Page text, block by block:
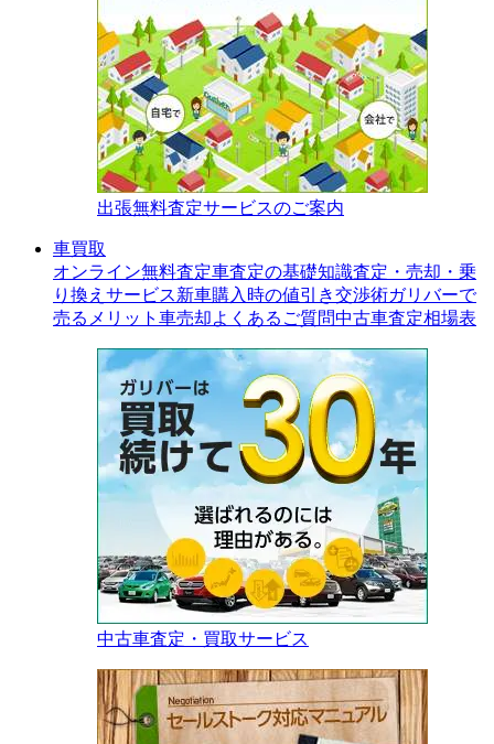
出張無料査定サービスのご案内
車買取
オンライン無料査定車査定の基礎知識査定・売却・乗
り換えサービス新車購入時の値引き交渉術ガリバーで
売るメリット 車売却よくあるご質問中古車査定相場表
中古車査定・買取サービス